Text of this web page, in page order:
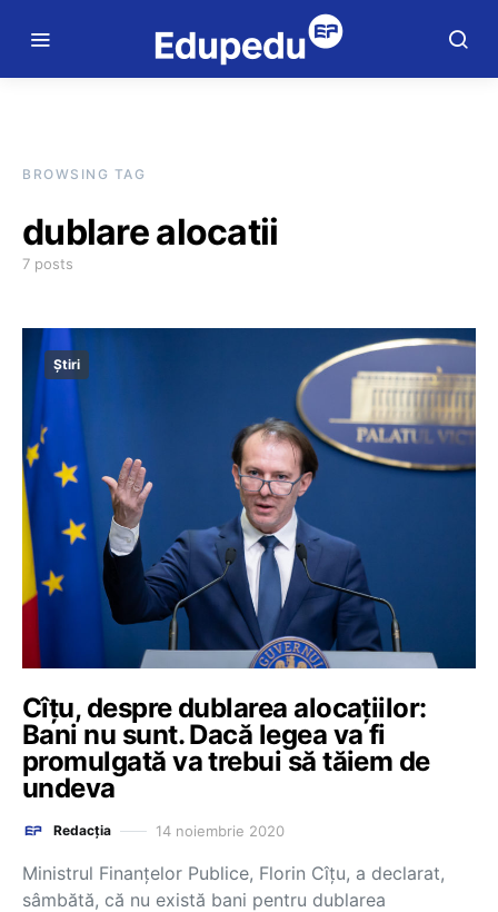
BROWSING TAG
dublare alocatii
7 posts
Știri
Cîţu, despre dublarea alocaţiilor:
Bani nu sunt. Dacă legea va fi
promulgată va trebui să tăiem de
undeva
Redacția 14 noiembrie 2020
Ministrul Finanţelor Publice, Florin Cîţu, a declarat,
sâmbătă, că nu există bani pentru dublarea